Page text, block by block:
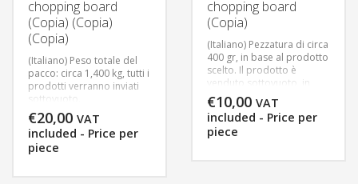
chopping board
(Copia) (Copia)
(Copia)
(Italiano) Peso totale del
pacco: circa 1,400 kg, tutti i
prodotti verranno inviati
sottovuoto.
Consegna in 3 gg
lavorativi, per consentirci
un’adeguata preparazione
della merce.
€20,00 VAT
included - Price per
piece
chopping board
(Copia)
(Italiano) Pezzatura di circa
400 gr, in base al prodotto
scelto. Il prodotto è
venduto sottovuoto, in
cartone.
Consegna in 3 gg
lavorativi, per consentirci
un’adeguata preparazione
€10,00 VAT
included - Price per
piece